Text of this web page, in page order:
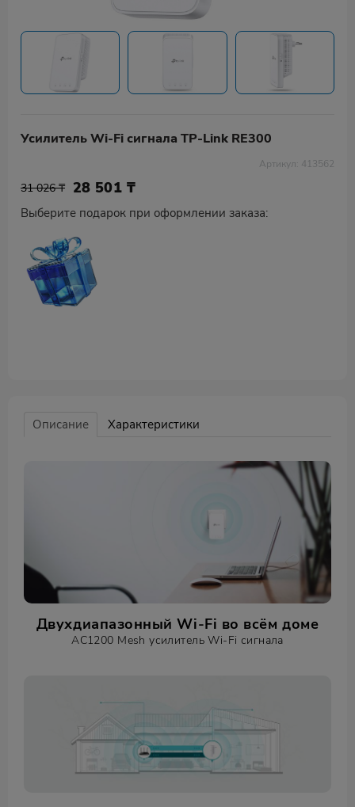
Усилитель Wi-Fi сигнала TP-Link RE300
Артикул: 413562
31 026 ₸ 28 501 ₸
Выберите подарок при оформлении заказа:
Описание Характеристики
Двухдиапазонный Wi-Fi во всём доме
AC1200 Mesh усилитель Wi-Fi сигнала